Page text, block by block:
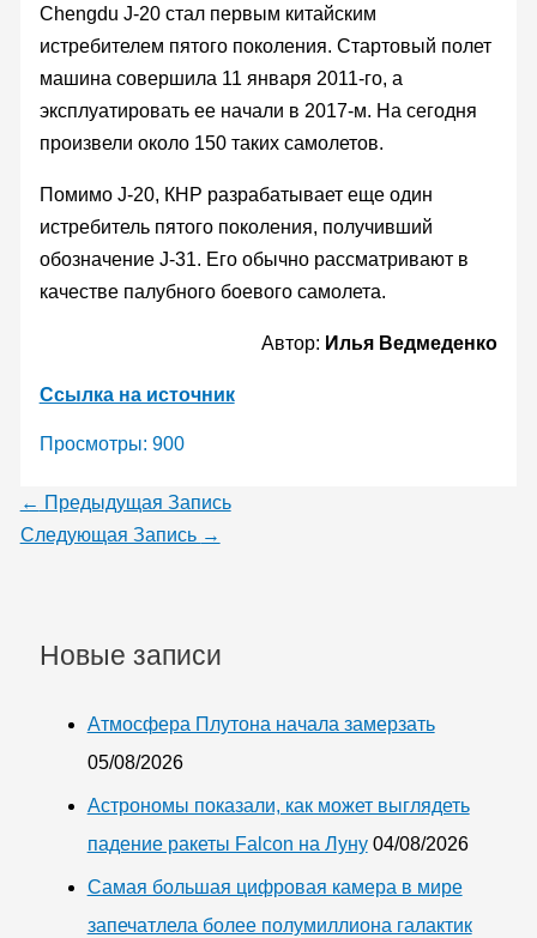
Chengdu J-20 стал первым китайским
истребителем пятого поколения. Стартовый полет
машина совершила 11 января 2011-го, а
эксплуатировать ее начали в 2017-м. На сегодня
произвели около 150 таких самолетов.
Помимо J-20, КНР разрабатывает еще один
истребитель пятого поколения, получивший
обозначение J-31. Его обычно рассматривают в
качестве палубного боевого самолета.
Автор: Илья Ведмеденко
Ссылка на источник
Просмотры: 900
← Предыдущая Запись
Следующая Запись →
Новые записи
Атмосфера Плутона начала замерзать
05/08/2026
Астрономы показали, как может выглядеть
падение ракеты Falcon на Луну 04/08/2026
Самая большая цифровая камера в мире
запечатлела более полумиллиона галактик